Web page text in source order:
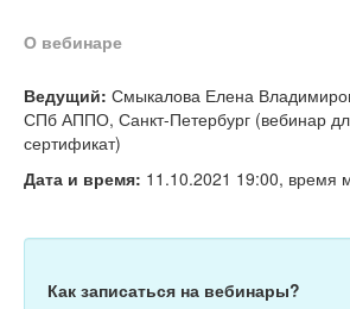
Тесты
О вебинаре
Ведущий: Смыкалова Елена
СПб АППО, Санкт-Петербург (вебинар
сертификат)
Дата и время: 11.10.2021 19:00, время
Как записаться на вебинары?